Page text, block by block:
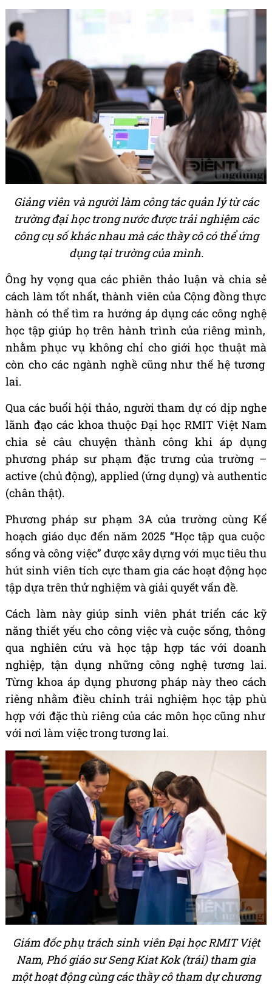
Giảng viên và người làm công tác quản lý từ các
trường đại học trong nước được trải nghiệm các
công cụ số khác nhau mà các thầy cô có thể ứng
dụng tại trường của mình.
Ông hy vọng qua các phiên thảo luận và chia sẻ
cách làm tốt nhất, thành viên của Cộng đồng thực
hành cóthểtìm ra hướng áp dụng các công nghệ
học tập giúp họtrên hành trình của riêng mình,
nhằm phục vụ không chỉ cho giới học thuật mà
còn cho các ngành nghềcũng như thế hệ tương
lai.
Qua các buổi hội thảo, người tham dựcó dịp nghe
lãnh đạo các khoa thuộc Đại học RMIT Việt Nam
chia sẻcâu chuyện thành công khiáp dụng
phương pháp sưphạm đặc trưng của trường –
active (chủ động), applied (ứng dụng) và authentic
(chân thật).
Phương pháp sư phạm 3A của trường cùng Kế
hoạch giáo dục đến năm 2025 “Học tập qua cuộc
sống và công việc” được xây dựng với mục tiêu thu
hút sinh viên tích cực tham gia các hoạt động học
tập dựa trên thửnghiệm và giải quyết vấn đề.
Cách làm này giúp sinh viên phát triển các kỹ
năng thiết yếu cho công việc và cuộc sống, thông
qua nghiên cứu và học tập hợp tác với doanh
nghiệp, tận dụng những công nghệ tương lai.
Từng khoaáp dụng phương pháp này theo cách
riêng nhằm điều chỉnh trải nghiệm học tập phù
hợp với đặc thù riêng của các môn học cũng như
với nơi làm việc trong tương lai.
Giám đốc phụ trách sinh viên Đại học RMIT Việt
Nam, Phó giáo sư Seng Kiat Kok (trái) tham gia
một hoạt động cùng các thầy cô tham dự chương